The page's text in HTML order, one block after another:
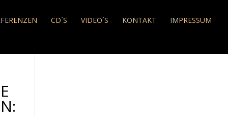
CD´S VIDEO´S KONTAKT IMPRESSUM